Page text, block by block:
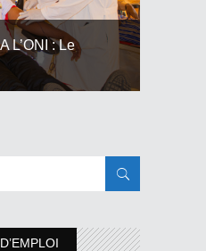
L’ONI : Le